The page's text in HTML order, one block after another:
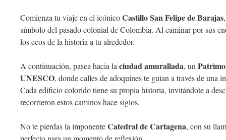
Comienza tu viaje en el icónicoCastillo San Felipe de Barajas
símbolo del pasado colonial de Colombia. Al caminar por sus
los ecos de la historia a tu alrededor.
A continuación, pasea hacia la ciudad amurallada, un
UNESCO, donde calles de adoquines te guían a través de una
Cada edificio colorido tiene su propia historia, invitándote a
recorrieron estos caminos hace siglos.
No te pierdas la imponenteCatedral de Cartagena, con su